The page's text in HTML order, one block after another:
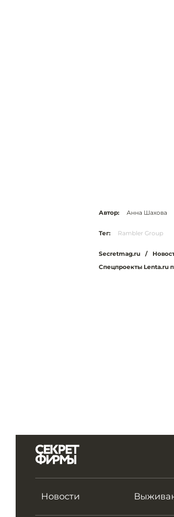
Автор: Анна Шахова
Тег: Rambler Group
Secretmag.ru /
Спецпроекты Lenta.ru
Новости